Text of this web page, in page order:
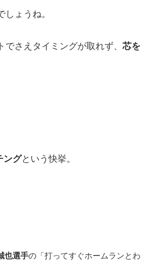
しょうね。
さえタイミングが取れず、 芯を
ングという快挙。
也選手の「打ってすぐホームランとわ